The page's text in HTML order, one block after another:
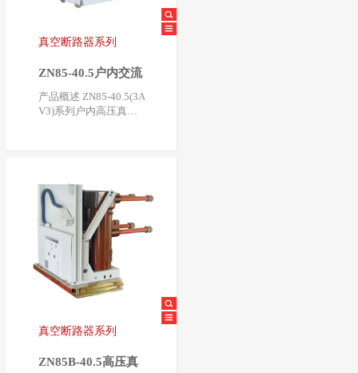
真空断路器系列
ZN85-40.5户内交流
产品概述 ZN85-40.5(3A
V3)系列户内高压真空
真空断路器系列
ZN85B-40.5高压真